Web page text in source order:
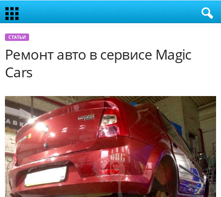
СТАТЬИ
Ремонт авто в сервисе Magic
Cars